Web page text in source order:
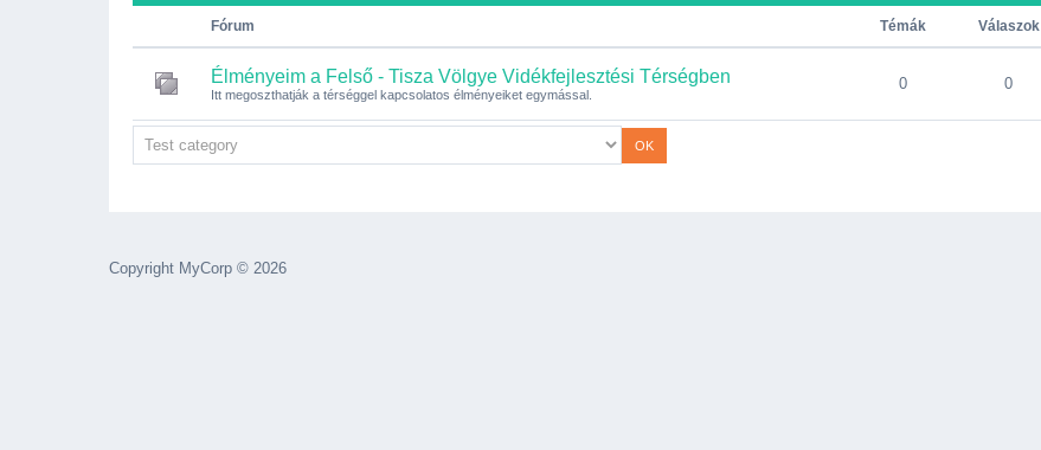
Fórum Témák Válaszok
Élményeim a Felső - Tisza Völgye Vidékfejlesztési Térségben
Itt megoszthatják a térséggel kapcsolatos élményeiket egymással.
0 0
Copyright MyCorp © 2026